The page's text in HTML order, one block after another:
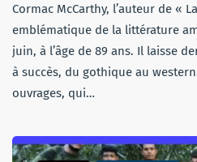
Cormac McCarthy, l’auteur de «
emblématique de la littérature
juin, à l’âge de 89 ans. Il laisse
à succès, du gothique au
ouvrages, qui…